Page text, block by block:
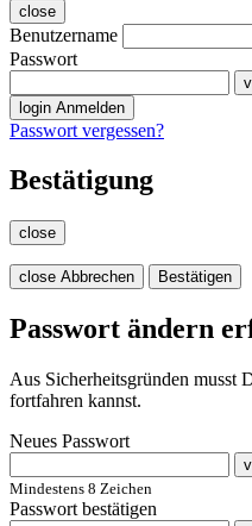
close
Benutzername
Passwort
login Anmelden
Passwort vergessen?
Bestätigung
close
close Abbrechen Bestätigen
Passwort ändern
Aus Sicherheitsgründen musst
fortfahren kannst.
Neues Passwort
Mindestens 8 Zeichen
Passwort bestätigen